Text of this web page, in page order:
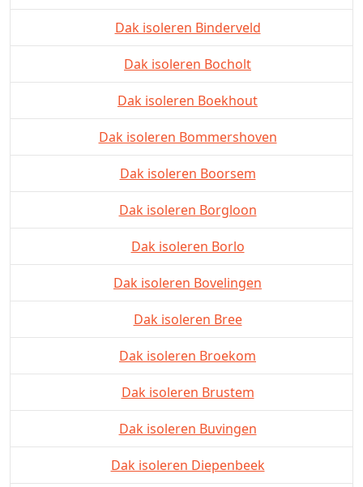
Dak isoleren Binderveld
Dak isoleren Bocholt
Dak isoleren Boekhout
Dak isoleren Bommershoven
Dak isoleren Boorsem
Dak isoleren Borgloon
Dak isoleren Borlo
Dak isoleren Bovelingen
Dak isoleren Bree
Dak isoleren Broekom
Dak isoleren Brustem
Dak isoleren Buvingen
Dak isoleren Diepenbeek